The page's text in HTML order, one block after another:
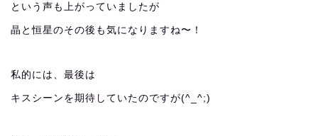
という声も上がっていましたが
晶と恒星のその後も気になりますね〜！
私的には、最後は
キスシーンを期待していたのですが(^_^;)